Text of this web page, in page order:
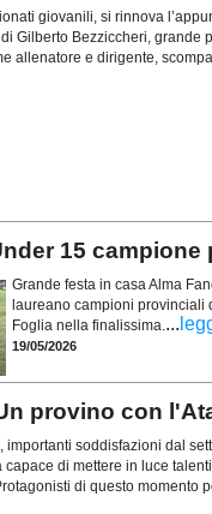
giovanili, si rinnova
di Gilberto Bezziccheri,
allenatore e dirigente,
15
Grande festa in casa Alma
laureano campioni provinciali
Foglia nella finalissima....
19/05/2026
provino con
importanti soddisfazioni dal
di mettere in luce
di questo momento